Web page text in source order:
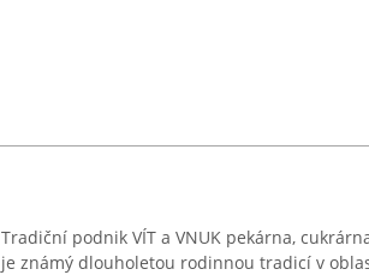
Tradiční podnik VÍT a VNUK pekárna,
je známý dlouholetou rodinnou tradicí v